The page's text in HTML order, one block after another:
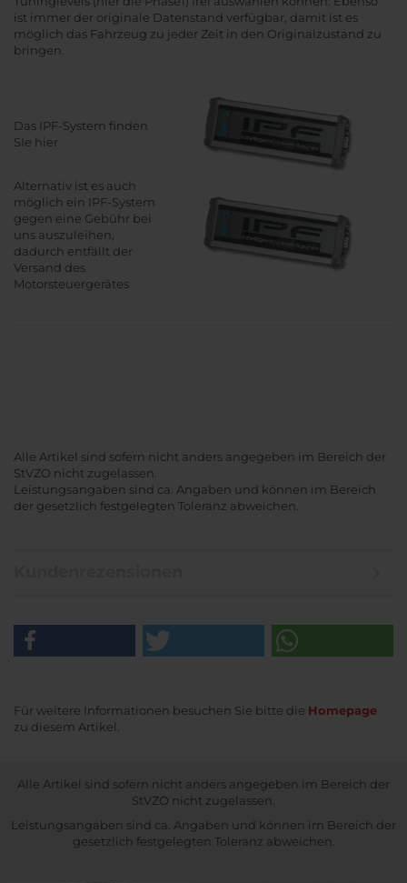
ist immer der originale Datenstand verfügbar, damit ist es
möglich das Fahrzeug zu jeder Zeit in den Originalzustand zu
bringen.
Das IPF-System finden
SIe hier
Alternativ ist es auch
möglich ein IPF-System
gegen eine Gebühr bei
uns auszuleihen,
dadurch entfällt der
Versand des
Motorsteuergerätes
Alle Artikel sind sofern nicht anders angegeben im Bereich der
StVZO nicht zugelassen.
Leistungsangaben sind ca. Angaben und können im Bereich
der gesetzlich festgelegten Toleranz abweichen.
Für weitere Informationen besuchen Sie bitte die Homepage
zu diesem Artikel.
Alle Artikel sind sofern nicht anders angegeben im Bereich der
StVZO nicht zugelassen.
Leistungsangaben sind ca. Angaben und können im Bereich der
gesetzlich festgelegten Toleranz abweichen.